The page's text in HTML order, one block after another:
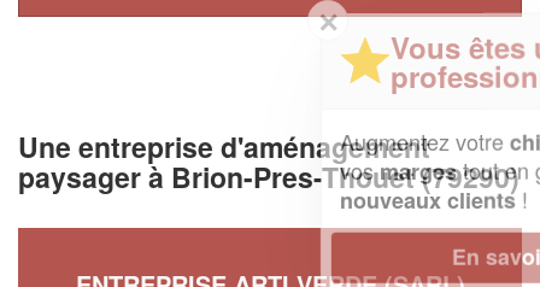
Une entreprise d'aménagement
paysager à Brion-Pres-Thouet (79290)
✕
Vous êtes un
professionnel ?
Augmentez votrechiffre d'affaireset
vosmargestout en gagnant de
!